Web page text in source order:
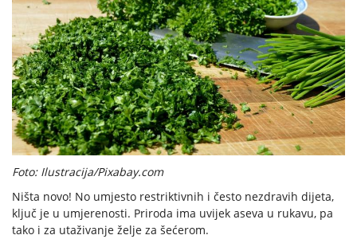
Foto: Ilustracija/Pixabay.com
Ništa novo! No umjesto restriktivnih i često nezdravih dijeta,
ključ je u umjerenosti. Priroda ima uvijek aseva u rukavu, pa
tako i za utaživanje želje za šećerom.